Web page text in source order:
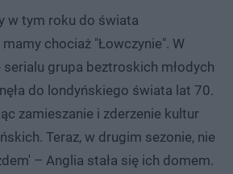
w tym roku do świata
chociaż "Łowczynie". W
grupa beztroskich młodych
do londyńskiego świata lat 70.
zamieszanie i zderzenie kultur
Teraz, w drugim sezonie, nie
– Anglia stała się ich domem.